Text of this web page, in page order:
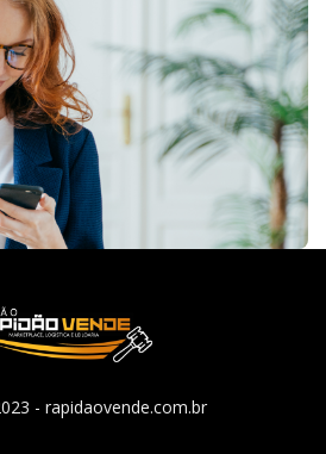
- rapidaovende.com.br